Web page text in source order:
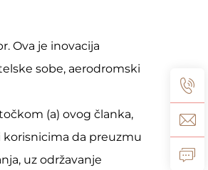
Ova je inovacija
sobe, aerodromski
(a) ovog članka,
da preuzmu
uz održavanje